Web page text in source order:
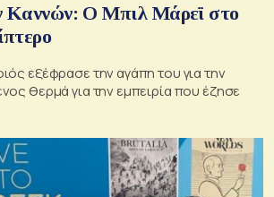
Καννών: Ο Μπιλ Μάρεϊ στο
εξέφρασε την αγάπη του για την
θερμά για την εμπειρία που έζησε